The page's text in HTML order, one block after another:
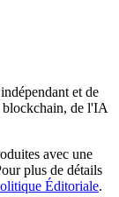
et de
blockchain, de l'IA
avec une
plus de détails
Éditoriale.